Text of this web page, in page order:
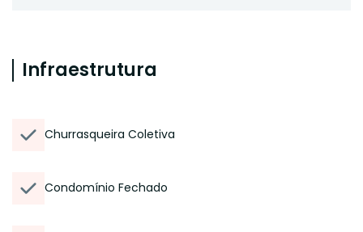
Infraestrutura
Churrasqueira Coletiva
Condomínio Fechado